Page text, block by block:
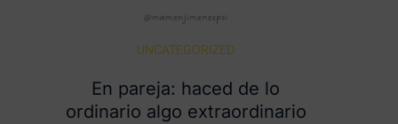
UNCATEGORIZED
En pareja: haced de lo
ordinario algo extraordinario